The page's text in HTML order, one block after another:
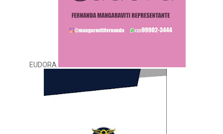
EUDORA